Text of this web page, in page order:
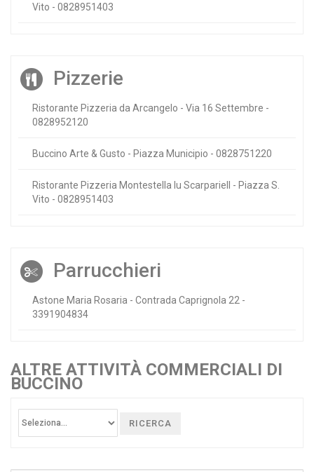
Vito - 0828951403
Pizzerie
Ristorante Pizzeria da Arcangelo - Via 16 Settembre -
0828952120
Buccino Arte & Gusto - Piazza Municipio - 0828751220
Ristorante Pizzeria Montestella lu Scarpariell - Piazza S.
Vito - 0828951403
Parrucchieri
Astone Maria Rosaria - Contrada Caprignola 22 -
3391904834
ALTRE ATTIVITÀ COMMERCIALI DI
BUCCINO
RICERCA